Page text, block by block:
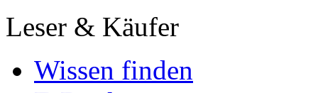
Leser & Käufer
Wissen finden